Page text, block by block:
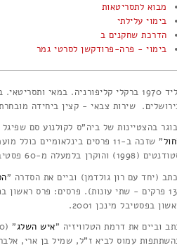
מבוא לתסריטאות
בימוי עלילתי
הדרכת שחקנים ב
בימוי - פרה-פרודקשן לסרטי גמר
יליד 1970 ברקלי קליפורניה. במאי
שירות צבאי - קצין ביחידה
בוגר בהצטיינות של ביה"ס לקולנוע סם
חול
" שזכה ב-11 פרסים בינלאומיים
(1998) והוקרן בלמעלה מ-60 פסטיבלים בינלאומיים.
כתב (יחד עם רון גולדמן) וביים את הסדרה "
בפסטיבל מינכן 2001.
וביים את דרמת הטלוויזיה "איש השלג
עמוס לביא ז"ל, שמיל בן ארי,